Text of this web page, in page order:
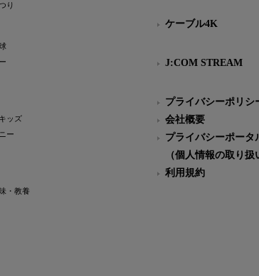
り
ッズ
ー
・教養
ケーブル4K
J:COM STREAM
プライバシーポリシ
会社概要
プライバシーポータ
（個人情報の取り扱
利用規約